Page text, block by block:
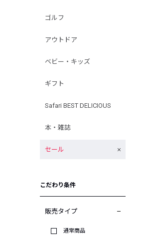
ゴルフ
アウトドア
ベビー・キッズ
ギフト
Safari BEST DELICIOUS
本・雑誌
セール
こだわり条件
販売タイプ
通常商品